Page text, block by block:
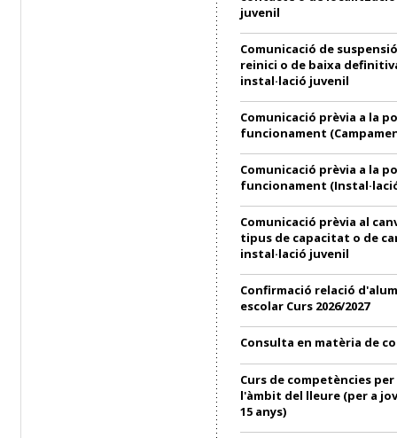
juvenil
Comunicació de
reinici o de baixa
instal·lació juvenil
Comunicació prèvia a la
funcionament
Comunicació prèvia a la
funcionament
Comunicació prèvia al
tipus de capacitat o de
instal·lació juvenil
Confirmació relació
escolar Curs 2026/2027
Consulta en matèria de
Curs de competències
l'àmbit del lleure (per a
15 anys)